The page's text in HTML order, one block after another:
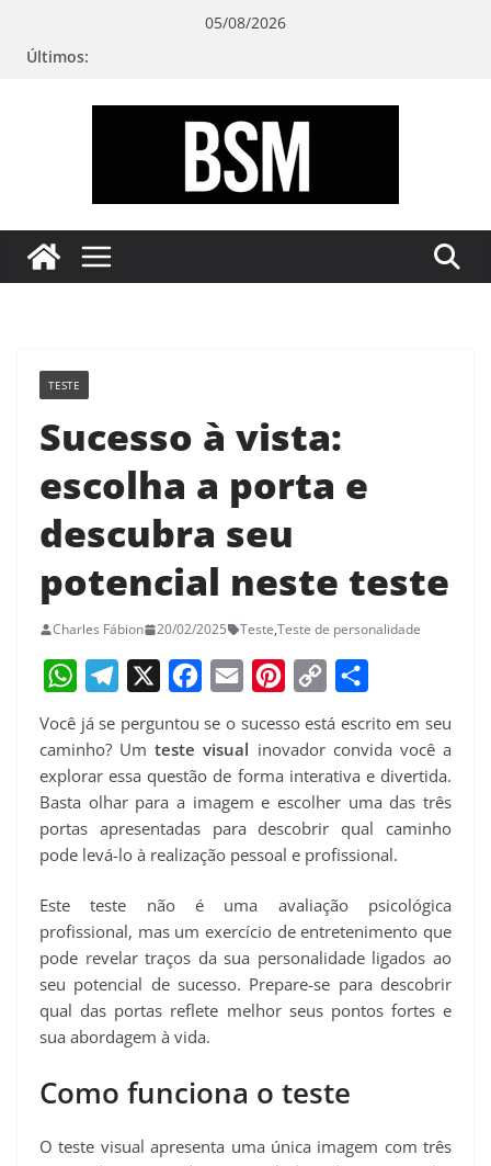
05/08/2026
Últimos:
sua
Mente
TESTE
Sucesso à vista:
escolha a porta e
descubra seu
potencial neste teste
Charles Fábion 20/02/2025 Teste,Teste de personalidade
h
a
t
s
p
p
e
l
e
g
a
m
a
c
e
b
o
k
m
a
i
l
n
t
e
e
s
o
p
y
L
n
k
h
a
r
e
Você já se perguntou se o sucesso está escrito em seu
caminho? Umteste visual inovador convida você a
explorar essa questão de forma interativa e divertida.
Basta olhar para a imagem e escolher uma das três
portas apresentadas para descobrir qual caminho
pode levá-lo à realização pessoal e profissional.
Este teste não é uma avaliação psicológica
profissional, mas um exercício de entretenimento que
pode revelar traços da sua personalidade ligados ao
seu potencial de sucesso. Prepare-se para descobrir
qual das portas reflete melhor seus pontos fortes e
sua abordagem à vida.
Como funciona o teste
O teste visual apresenta uma única imagem com três